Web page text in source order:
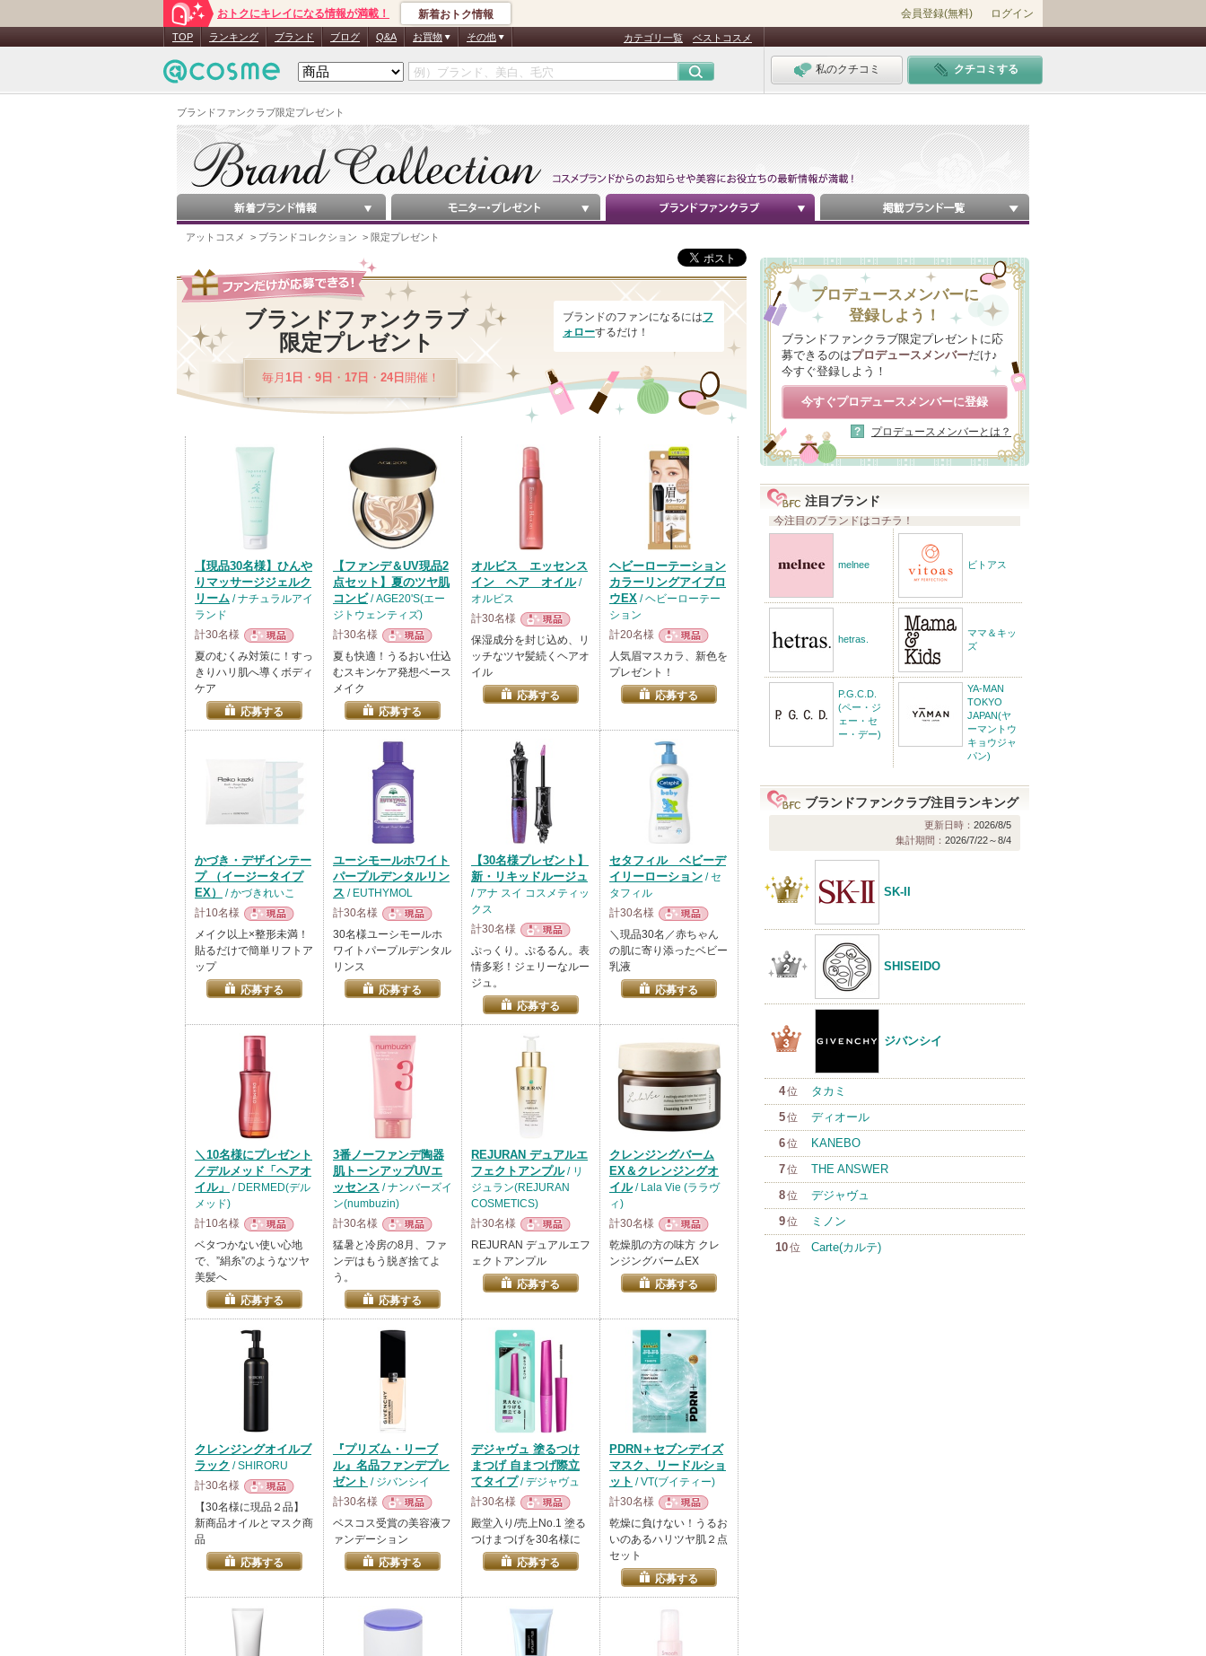
ブランドファンクラブ限定プレゼント
おトクにキレイになる情報が満載！ 新着おトク情報 会員登録(無料) ログイン
TOP ランキング ブランド ブログ Q&A お買物 その他 カテゴリ一覧 ベストコスメ
私のクチコミ クチコミする
アットコスメ > ブランドコレクション > 限定プレゼント
ブランドファンクラブ
限定プレゼント
毎月 1日 ・ 9日 ・ 17日 ・ 24日 開催！
ブランドのファンになるにはフ
ォローするだけ！
【現品30名様】ひんや
りマッサージジェルク
リーム / ナチュラルアイ
ランド
計30名様
現品
夏のむくみ対策に！すっ
きりハリ肌へ導くボディ
ケア
応募する
【ファンデ＆UV現品2
点セット】夏のツヤ肌
コンビ / AGE20'S(エー
ジトウェンティズ)
計30名様
現品
夏も快適！うるおい仕込
むスキンケア発想ベース
メイク
応募する
オルビス エッセンス
イン ヘア オイル/
オルビス
計30名様
現品
保湿成分を封じ込め、リ
ッチなツヤ髪続くヘアオ
イル
応募する
ヘビーローテーション
カラーリングアイブロ
ウEX / ヘビーローテー
ション
計20名様
現品
人気眉マスカラ、新色を
プレゼント！
応募する
かづき・デザインテー
プ （イージータイプ
EX）
/ かづきれいこ
計10名様
現品
メイク以上×整形未満！
貼るだけで簡単リフトア
ップ
応募する
ユーシモールホワイト
パープルデンタルリン
ス / EUTHYMOL
計30名様
現品
30名様ユーシモールホ
ワイトパープルデンタル
リンス
応募する
【30名様プレゼント】
新・リキッドルージュ
/ アナ スイ コスメティッ
クス
計30名様
現品
ぷっくり。ぷるるん。表
情多彩！ジェリーなルー
ジュ。
応募する
セタフィル ベビーデ
イリーローション / セ
タフィル
計30名様
現品
＼現品30名／赤ちゃん
の肌に寄り添ったベビー
乳液
応募する
＼10名様にプレゼント
／デルメッド「ヘアオ
イル」
/ DERMED(デル
メッド)
計10名様
現品
ベタつかない使い心地
で、”絹糸”のようなツヤ
美髪へ
応募する
3番ノーファンデ陶器
肌トーンアップUVエ
ッセンス / ナンバーズイ
ン(numbuzin)
計30名様
現品
猛暑と冷房の8月、ファ
ンデはもう脱ぎ捨てよ
う。
応募する
REJURAN デュアルエ
フェクトアンプル/ リ
ジュラン(REJURAN
COSMETICS)
計30名様
現品
REJURAN デュアルエフ
ェクトアンプル
応募する
クレンジングバーム
EX＆クレンジングオ
イル/ Lala Vie (ララヴ
ィ)
計30名様
現品
乾燥肌の方の味方 クレ
ンジングバームEX
応募する
クレンジングオイルブ
ラック / SHIRORU
計30名様
現品
【30名様に現品２品】
新商品オイルとマスク商
品
応募する
『プリズム・リーブ
ル』名品ファンデプレ
ゼント / ジバンシイ
計30名様
現品
ベスコス受賞の美容液フ
ァンデーション
応募する
デジャヴュ 塗るつけ
まつげ 自まつげ際立
てタイプ/ デジャヴュ
計30名様
現品
殿堂入り/売上No.1 塗る
つけまつげを30名様に
応募する
PDRN＋セブンデイズ
マスク、リードルショ
ット / VT(ブイティー)
計30名様
現品
乾燥に負けない！うるお
いのあるハリツヤ肌２点
セット
応募する
プロデュースメンバーに
登録しよう！
ブランドファンクラブ限定プレゼントに応
募できるのはプロデュースメンバーだけ♪
今すぐ登録しよう！
今すぐプロデュースメンバーに登録
? プロデュースメンバーとは？
注目ブランド
今注目のブランドはコチラ！
melnee ビトアス
hetras.
ママ＆キッ
ズ
P.G.C.D.
(ペー・ジ
ェー・セ
ー・デー)
YA-MAN
TOKYO
JAPAN(ヤ
ーマントウ
キョウジャ
パン)
ブランドファンクラブ注目ランキング
更新日時： 2026/8/5
集計期間： 2026/7/22～8/4
SK-II
SHISEIDO
ジバンシイ
4位
タカミ
5位
ディオール
6位
KANEBO
7位
THE ANSWER
8位
デジャヴュ
9位
ミノン
10位 Carte(カルテ)